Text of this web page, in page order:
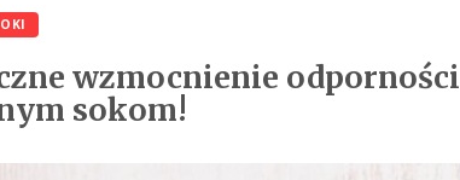
wzmocnienie odporności
sokom!